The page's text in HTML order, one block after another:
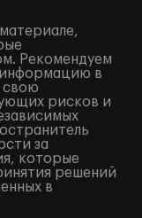
Рекомендуем
информацию в
свою
рисков и
за
которые
решений
в